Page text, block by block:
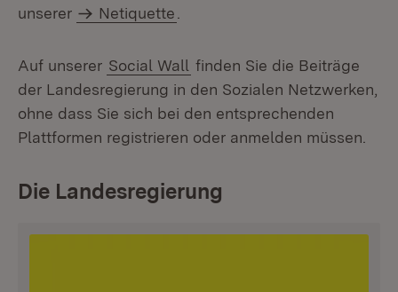
unserer
Netiquette
Auf unserer Social Wall finden Sie die Beiträge
der Landesregierung in den Sozialen Netzwerken,
ohne dass Sie sich bei den entsprechenden
Plattformen registrieren oder anmelden müssen.
Die Landesregierung